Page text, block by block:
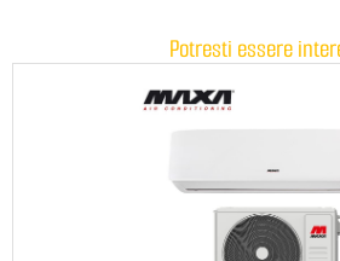
Potresti essere